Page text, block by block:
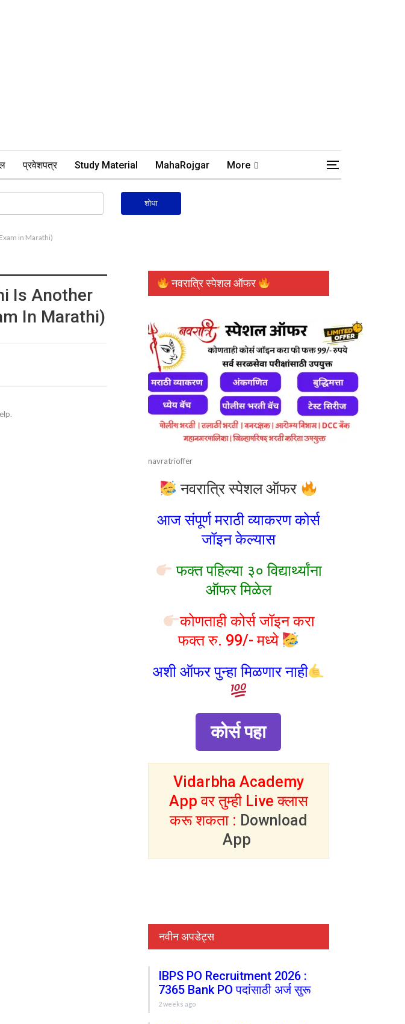
प्रवेशपत्र Study Material MahaRojgar More
in Marathi)
Is Another
In Marathi)
नवरात्रि स्पेशल ऑफर
navratrioffer
नवरात्रि स्पेशल ऑफर
आज संपूर्ण मराठी व्याकरण कोर्स
जॉइन केल्यास
फक्त पहिल्या ३० विद्यार्थ्यांना
ऑफर मिळेल
कोणताही कोर्स जॉइन करा
फक्त रु. 99/- मध्ये
अशी ऑफर पुन्हा मिळणार नाही
कोर्स पहा
Vidarbha Academy
App वर तुम्ही Live क्लास
करू शकता : Download
App
नवीन अपडेट्स
IBPS PO Recruitment 2026 :
7365 Bank PO पदांसाठी अर्ज सुरू
2 weeks ago